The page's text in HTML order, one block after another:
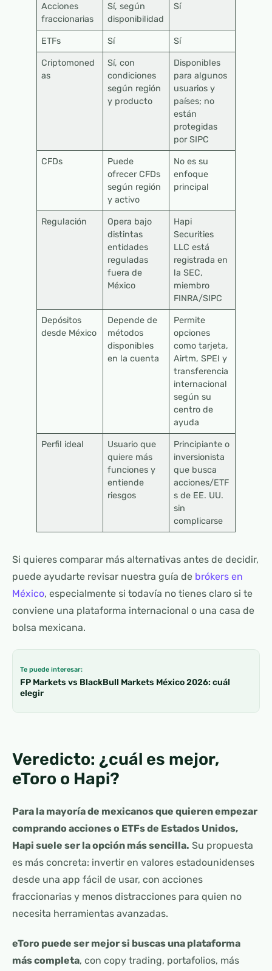
Acciones
fraccionarias
Sí, según
disponibilidad
Sí
ETFs Sí Sí
Criptomoned
as
Sí, con
condiciones
según región
y producto
Disponibles
para algunos
usuarios y
países; no
están
protegidas
por SIPC
CFDs
Puede
ofrecer CFDs
según región
y activo
No es su
enfoque
principal
Regulación
Opera bajo
distintas
entidades
reguladas
fuera de
México
Hapi
Securities
LLC está
registrada en
la SEC,
miembro
FINRA/SIPC
Depósitos
desde México
Depende de
métodos
disponibles
en la cuenta
Permite
opciones
como tarjeta,
Airtm, SPEI y
transferencia
internacional
según su
centro de
ayuda
Perfil ideal
Usuario que
quiere más
funciones y
entiende
riesgos
Principiante o
inversionista
que busca
acciones/ETF
s de EE. UU.
sin
complicarse
Si quieres comparar más alternativas antes de decidir,
puede ayudarte revisar nuestra guía de brókers en
México, especialmente si todavía no tienes claro si te
conviene una plataforma internacional o una casa de
bolsa mexicana.
Te puede interesar:
FP Markets vs BlackBull Markets México 2026: cuál
elegir
Veredicto: ¿cuál es mejor,
eToro o Hapi?
Para la mayoría de mexicanos que quieren empezar
comprando acciones o ETFs de Estados Unidos,
Hapi suele ser la opción más sencilla. Su propuesta
es más concreta: invertir en valores estadounidenses
desde una app fácil de usar, con acciones
fraccionarias y menos distracciones para quien no
necesita herramientas avanzadas.
eToro puede ser mejor si buscas una plataforma
más completa, con copy trading, portafolios, más